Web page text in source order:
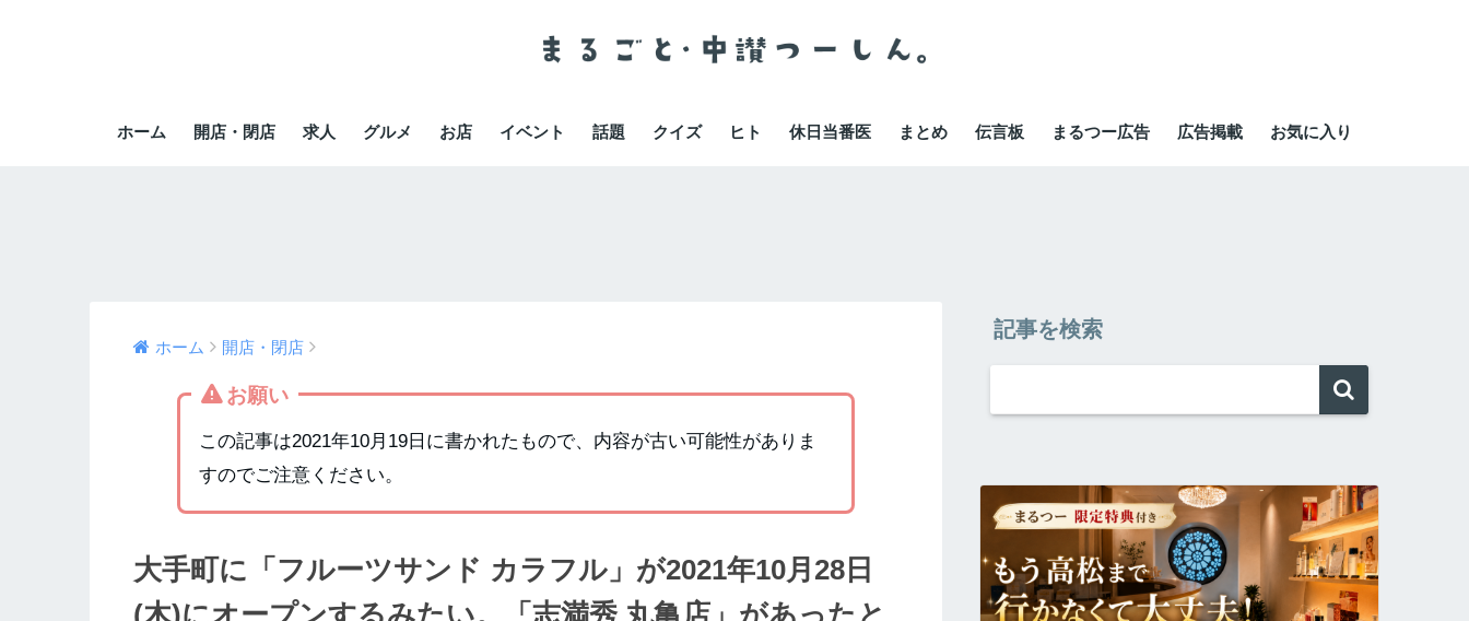
ホーム 開店・閉店 求人 グルメ お店 イベント 話題 クイズ ヒト 休日当番医 まとめ 伝言板 まるつー広告 広告掲載 お気に入り
ホーム 開店・閉店
お願い
この記事は2021年10月19日に書かれたもので、内容が古い可能性がありま
すのでご注意ください。
大手町に「フルーツサンド カラフル」が2021年10月28日
(木)にオープンするみたい。「志満秀 丸亀店」があったと
記事を検索